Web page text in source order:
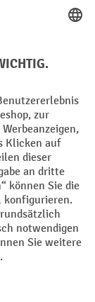
Settings
und ggf.
gilt nicht auf
einmalig bei